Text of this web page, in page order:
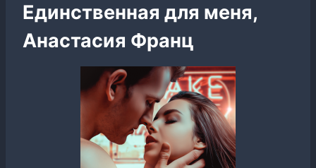
Единственная для меня,
Анастасия Франц